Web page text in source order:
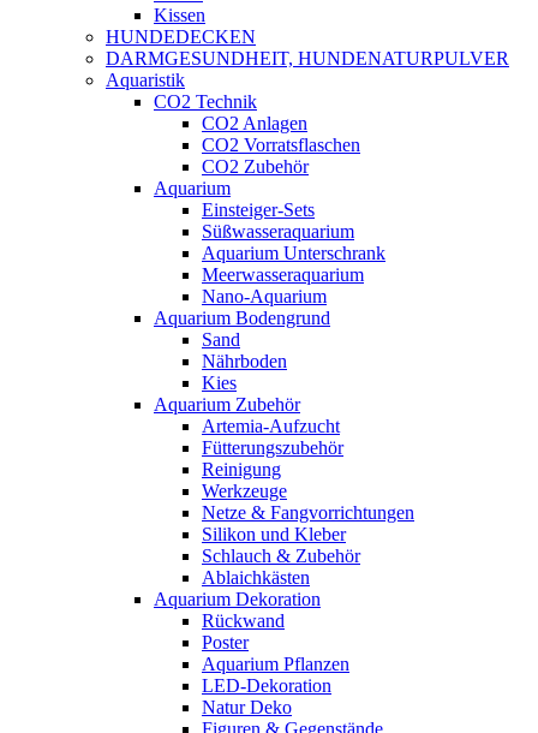
Kissen
HUNDEDECKEN
DARMGESUNDHEIT, HUNDENATURPULVER
Aquaristik
CO2 Technik
CO2 Anlagen
CO2 Vorratsflaschen
CO2 Zubehör
Aquarium
Einsteiger-Sets
Süßwasseraquarium
Aquarium Unterschrank
Meerwasseraquarium
Nano-Aquarium
Aquarium Bodengrund
Sand
Nährboden
Kies
Aquarium Zubehör
Artemia-Aufzucht
Fütterungszubehör
Reinigung
Werkzeuge
Netze & Fangvorrichtungen
Silikon und Kleber
Schlauch & Zubehör
Ablaichkästen
Aquarium Dekoration
Rückwand
Poster
Aquarium Pflanzen
LED-Dekoration
Natur Deko
Figuren & Gegenstände